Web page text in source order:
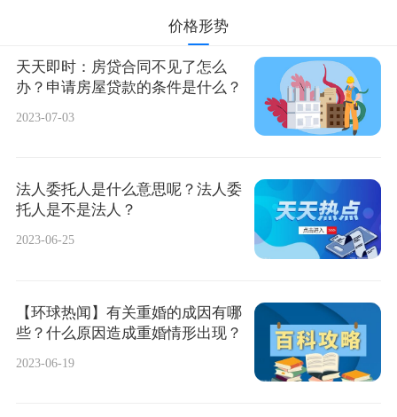
价格形势
天天即时：房贷合同不见了怎么
办？申请房屋贷款的条件是什么？
2023-07-03
法人委托人是什么意思呢？法人委
托人是不是法人？
2023-06-25
【环球热闻】有关重婚的成因有哪
些？什么原因造成重婚情形出现？
2023-06-19